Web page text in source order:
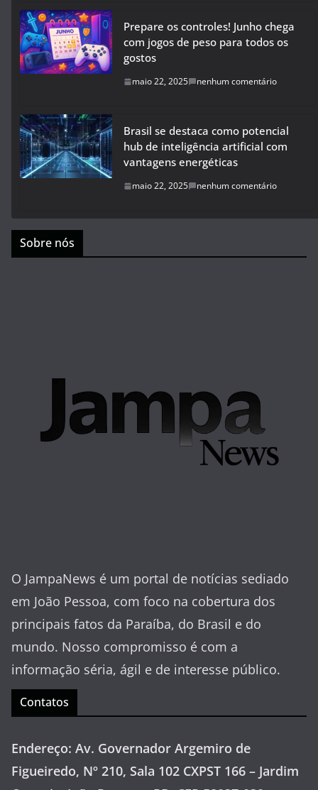
Prepare os controles! Junho chega
com jogos de peso para todos os
gostos
maio 22, 2025 nenhum comentário
Brasil se destaca como potencial
hub de inteligência artificial com
vantagens energéticas
maio 22, 2025 nenhum comentário
Sobre nós
O JampaNews é um portal de notícias sediado
em João Pessoa, com foco na cobertura dos
principais fatos da Paraíba, do Brasil e do
mundo. Nosso compromisso é com a
informação séria, ágil e de interesse público.
Contatos
Endereço: Av. Governador Argemiro de
Figueiredo, Nº 210, Sala 102 CXPST 166 – Jardim